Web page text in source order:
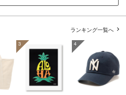
ランキング一覧へ
3 4